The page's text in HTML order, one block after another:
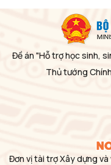
Đề án "Hỗ trợ học sinh,
Thủ tướng
Đơn vị tài trợ Xây dựng